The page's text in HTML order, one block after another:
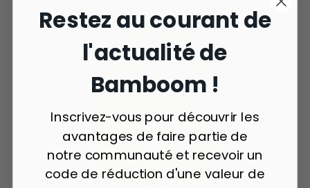
Restez au courant de
l'actualité de
Bamboom !
Inscrivez-vous pour découvrir les
avantages de faire partie de
notre communauté et recevoir un
code de réduction d'une valeur de